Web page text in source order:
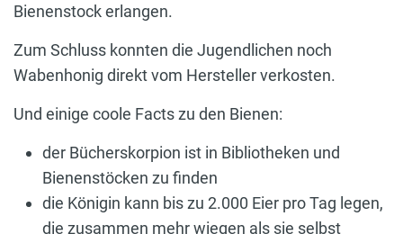
Bienenstock erlangen.
Zum Schluss konnten die Jugendlichen noch
Wabenhonig direkt vom Hersteller verkosten.
Und einige coole Facts zu den Bienen:
der Bücherskorpion ist in Bibliotheken und
Bienenstöcken zu finden
die Königin kann bis zu 2.000 Eier pro Tag legen,
die zusammen mehr wiegen als sie selbst